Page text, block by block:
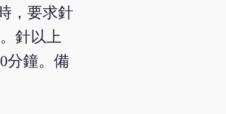
，要求針
針以上
分鐘。備